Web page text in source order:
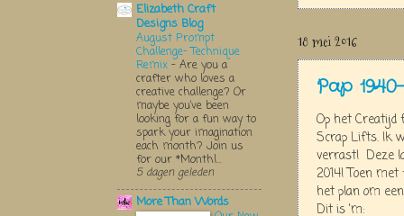
18 mei 2016
Pap
Op het
Scrap Lifts. Ik
verrast! Deze
2014! Toen
het plan om
Dit is 'm:
Elizabeth Craft
Designs Blog
August Prompt
Challenge- Technique
Remix - Are you a
crafter who loves a
creative challenge? Or
maybe you’ve been
looking for a fun way to
spark your imagination
each month? Join us
for our *Monthl...
5 dagen geleden
More Than Words